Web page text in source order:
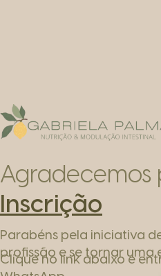
Agradecemos
Inscrição
Parabéns pela iniciativa
profissão e se tornar uma
Clique no link abaixo e